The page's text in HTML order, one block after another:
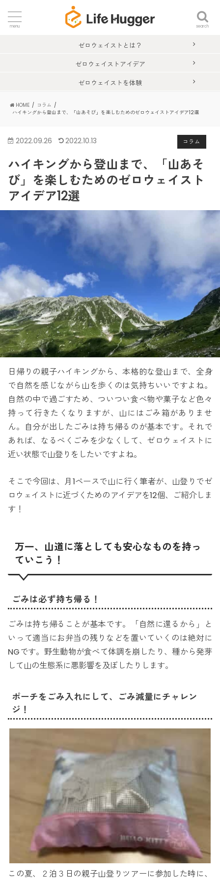
search
menu
ゼロウェイストとは？
ゼロウェイストアイデア
ゼロウェイストを体験
HOME
コラム
ハイキングから登山まで、「山あそび」を楽しむためのゼロウェイストアイデア12選
コラム
2022.09.26 2022.10.13
ハイキングから登山まで、「山あそ
び」を楽しむためのゼロウェイスト
アイデア12選
日帰りの親子ハイキングから、本格的な登山まで、全身
で自然を感じながら山を歩くのは気持ちいいですよね。
自然の中で過ごすため、ついつい食べ物や菓子など色々
持って行きたくなりますが、山にはごみ箱がありませ
ん。自分が出したごみは持ち帰るのが基本です。それで
あれば、なるべくごみを少なくして、ゼロウェイストに
近い状態で山登りをしたいですよね。
そこで今回は、月1ペースで山に行く筆者が、山登りでゼ
ロウェイストに近づくためのアイデアを12個、ご紹介しま
す！
万一、山道に落としても安心なものを持っ
ていこう！
ごみは必ず持ち帰る！
ごみは持ち帰ることが基本です。「自然に還るから」と
いって適当にお弁当の残りなどを置いていくのは絶対に
NGです。野生動物が食べて体調を崩したり、種から発芽
して山の生態系に悪影響を及ぼしたりします。
ポーチをごみ入れにして、ごみ減量にチャレン
ジ！
この夏、２泊３日の親子山登りツアーに参加した時に、